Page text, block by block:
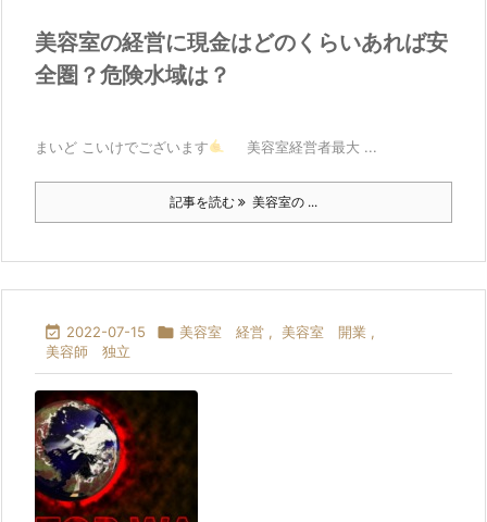
美容室の経営に現金はどのくらいあれば安
全圏？危険水域は？
まいど こいけでございます 美容室経営者最大 ...
記事を読む 美容室の ...
 2022-07-15  美容室 経営 , 美容室 開業 ,
美容師 独立